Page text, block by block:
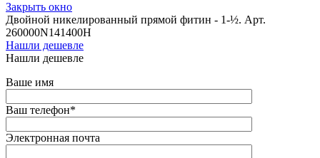
Закрыть окно
Двойной никелированный прямой фитин - 1-½. Арт.
260000N141400H
Нашли дешевле
Нашли дешевле
Ваше имя
Ваш телефон*
Электронная почта